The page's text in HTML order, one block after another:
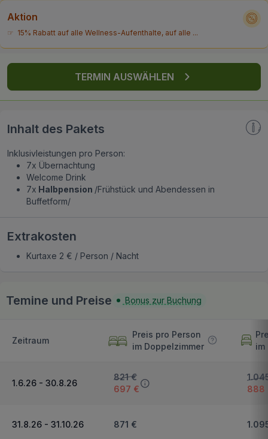
Aktion
☞ 15% Rabatt auf alle Wellness-Aufenthalte, auf alle ...
TERMIN AUSWÄHLEN
Inhalt des Pakets
Inklusivleistungen pro Person:
7x Übernachtung
Welcome Drink
7x Halbpension /Frühstück und Abendessen in
Buffetform/
Extrakosten
Kurtaxe 2 € / Person / Nacht
Temine und Preise Bonus zur Buchung
Zeitraum
Preis pro Person
im Doppelzimmer
im
1.6.26 - 30.8.26
821 €
697 €
888
31.8.26 - 31.10.26 871 €